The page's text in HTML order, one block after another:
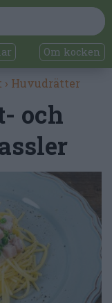
Om kocken
› Huvudrätter
och